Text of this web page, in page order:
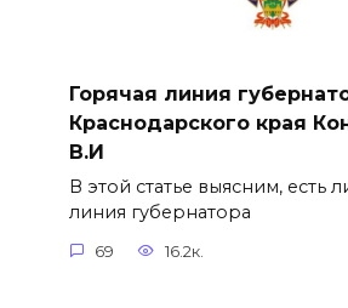
Горячая линия
Краснодарского края
В.И
В этой статье выясним, есть
линия губернатора
69 16.2к.